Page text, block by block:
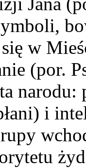
w
(por.
i